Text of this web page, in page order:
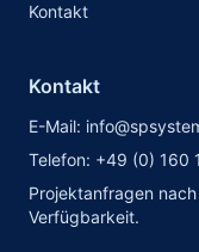
Kontakt
Kontakt
E-Mail:
Telefon: +49 (0) 160
Projektanfragen
Verfügbarkeit.